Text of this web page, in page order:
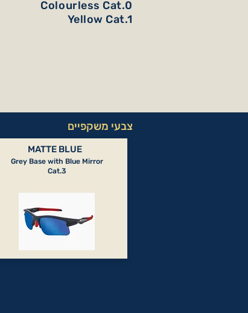
Colourless Cat.0
Yellow Cat.1
צבעי משקפיים
MATTE BLUE
Grey Base with Blue Mirror
Cat.3